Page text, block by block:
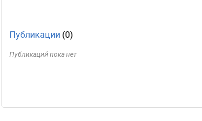
Публикации (0)
Публикаций пока нет